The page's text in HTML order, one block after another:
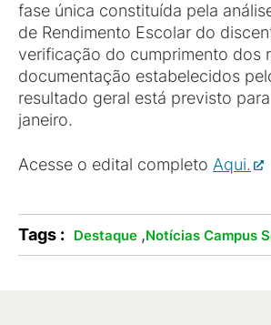
fase única constituída pela
de Rendimento Escolar do
verificação do cumprimento dos
documentação estabelecidos
resultado geral está previsto
janeiro.
Acesse o edital completo Aqui.
Tags : Destaque ,Notícias Campus